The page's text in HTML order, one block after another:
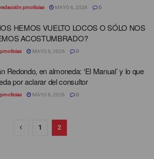
redacción prnoticias MAYO 6, 2026 0
HEMOS VUELTO LOCOS O SÓLO NOS
ACOSTUMBRADO?
prnoticias MAYO 6, 2026 0
Redondo, en almoneda: ‘El Manual’ y lo que
por aclarar del consultor
prnoticias MAYO 6, 2026 0
1 2